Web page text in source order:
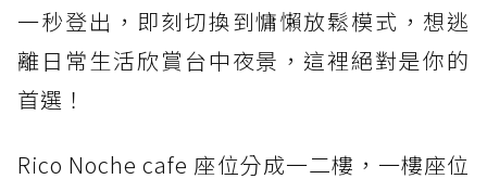
一秒登出，即刻切換到慵懶放鬆模式，想逃
離日常生活欣賞台中夜景，這裡絕對是你的
首選！
Rico Noche cafe 座位分成一二樓，一樓座位